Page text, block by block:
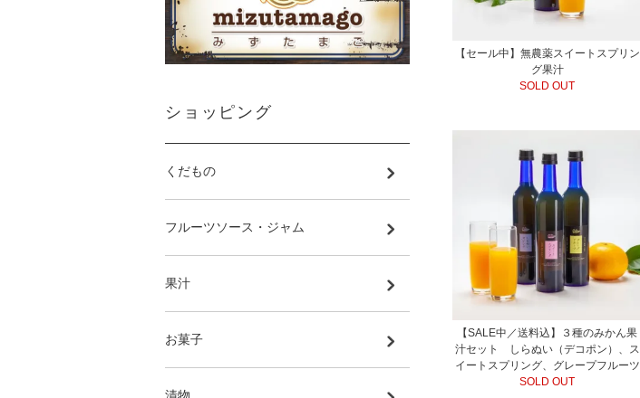
【セール中】無農薬スイートスプリン
グ果汁
SOLD OUT
【SALE中／送料込】３種のみかん果
汁セット しらぬい（デコポン）、ス
イートスプリング、グレープフルーツ
SOLD OUT
ショッピング
くだもの
フルーツソース・ジャム
果汁
お菓子
漬物